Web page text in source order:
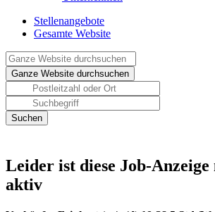
Stellenangebote
Gesamte Website
Leider ist diese Job-
aktiv